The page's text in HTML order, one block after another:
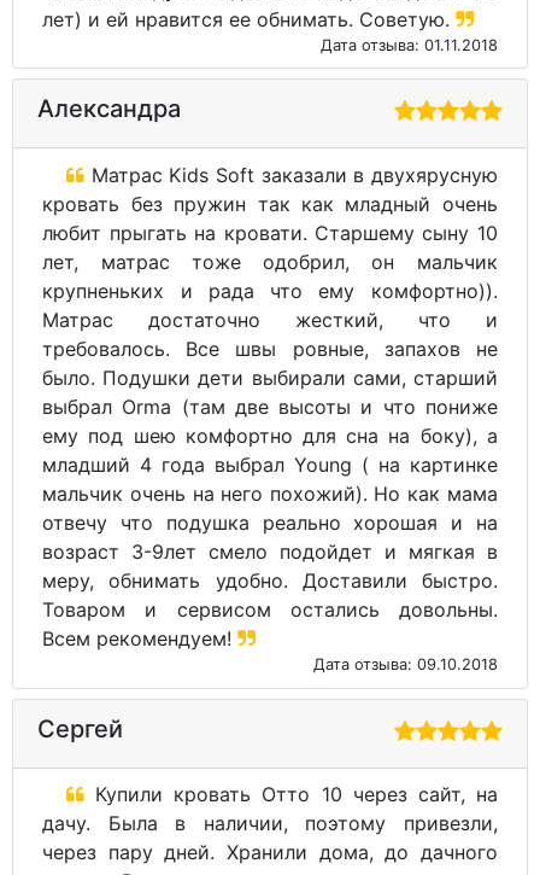
лет) и ей нравится ее обнимать. Советую.
Дата отзыва: 01.11.2018
Александра
Матрас Kids Soft заказали в двухярусную
кровать без пружин так как младный очень
любит прыгать на кровати. Старшему сыну 10
лет, матрас тоже одобрил, он мальчик
крупненьких и рада что ему комфортно)).
Матрас достаточно жесткий, что и
требовалось. Все швы ровные, запахов не
было. Подушки дети выбирали сами, старший
выбрал Orma (там две высоты и что пониже
ему под шею комфортно для сна на боку), а
младший 4 года выбрал Young ( на картинке
мальчик очень на него похожий). Но как мама
отвечу что подушка реально хорошая и на
возраст 3-9лет смело подойдет и мягкая в
меру, обнимать удобно. Доставили быстро.
Товаром и сервисом остались довольны.
Всем рекомендуем!
Дата отзыва: 09.10.2018
Сергей
Купили кровать Отто 10 через сайт, на
дачу. Была в наличии, поэтому привезли,
через пару дней. Хранили дома, до дачного